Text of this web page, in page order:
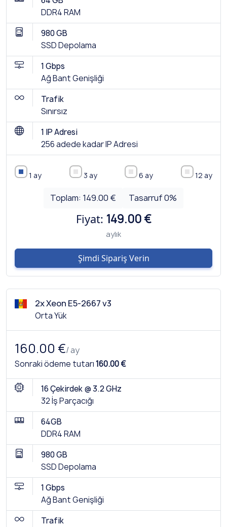
DDR4 RAM
980 GB
SSD Depolama
1 Gbps
Ağ Bant Genişliği
Trafik
Sınırsız
1 IP Adresi
256 adede kadar IP Adresi
1 ay 3 ay 6 ay 12 ay
Toplam: 149.00 € Tasarruf0%
Fiyat: 149.00 €
aylık
Şimdi Sipariş Verin
2x Xeon E5-2667 v3
Orta Yük
160.00 €/ ay
Sonraki ödeme tutarı160.00 €
16 Çekirdek @ 3.2 GHz
32 İş Parçacığı
64GB
DDR4 RAM
980 GB
SSD Depolama
1 Gbps
Ağ Bant Genişliği
Trafik